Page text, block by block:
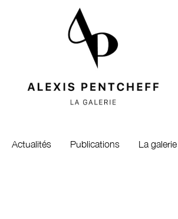
Actualités Publications La galerie